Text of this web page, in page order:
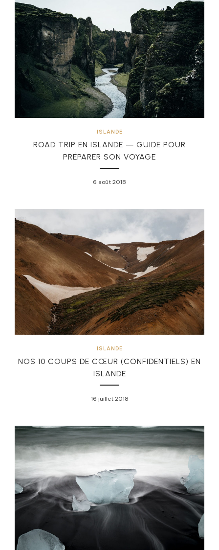
ISLANDE
ROAD TRIP EN ISLANDE — GUIDE POUR
PRÉPARER SON VOYAGE
6 août 2018
ISLANDE
NOS 10 COUPS DE CŒUR (CONFIDENTIELS) EN
ISLANDE
16 juillet 2018